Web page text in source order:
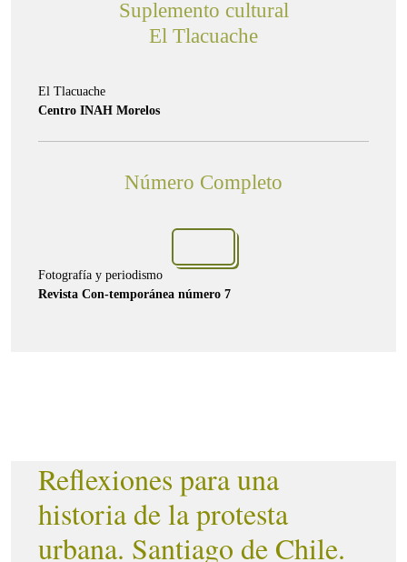
Suplemento cultural
El Tlacuache
El Tlacuache
Centro INAH Morelos
Número Completo
Fotografía y periodismo
Revista Con-temporánea número 7
Reflexiones para una
historia de la protesta
urbana. Santiago de Chile.